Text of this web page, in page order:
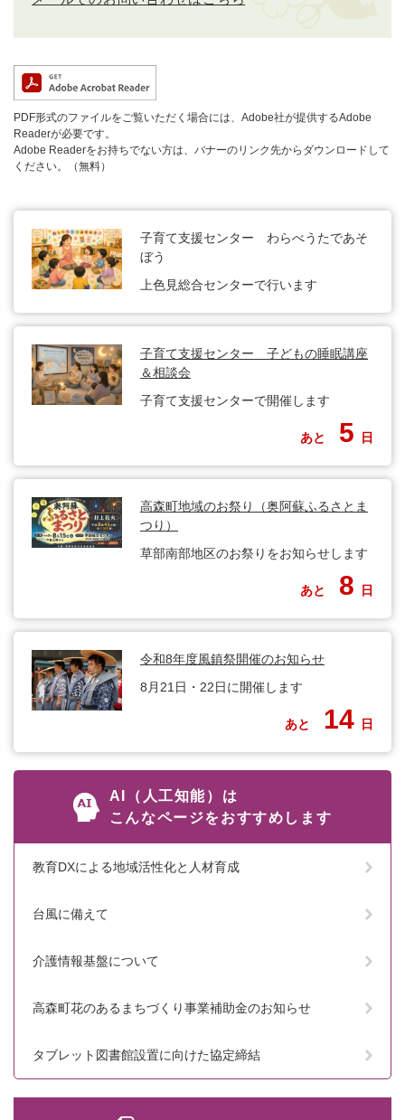
PDF形式のファイルをご覧いただく場合には、Adobe社が提供するAdobe
Readerが必要です。
Adobe Readerをお持ちでない方は、バナーのリンク先からダウンロードして
ください。（無料）
子育て支援センター わらべうたであそ
ぼう
上色見総合センターで行います
子育て支援センター 子どもの睡眠講座
＆相談会
子育て支援センターで開催します
あと 5 日
高森町地域のお祭り（奥阿蘇ふるさとま
つり）
草部南部地区のお祭りをお知らせします
あと 8 日
令和8年度風鎮祭開催のお知らせ
8月21日・22日に開催します
あと 14 日
AI（人工知能）は
こんなページをおすすめします
教育DXによる地域活性化と人材育成
台風に備えて
介護情報基盤について
高森町花のあるまちづくり事業補助金のお知らせ
タブレット図書館設置に向けた協定締結